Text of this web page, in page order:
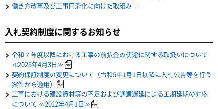
働き方改革及び工事円滑化に向けた取組み
入札契約制度に関するお知らせ
令和７年度以降における工事の前払金の使途に関する取扱いについて
≪2025年4月3日≫
契約保証制度の変更について（令和5年1月1日以降に入札公告等を行う
案件から適用）
工事における建設資材等の不足および調達遅延による工期延期の対応
について ≪2022年4月1日≫